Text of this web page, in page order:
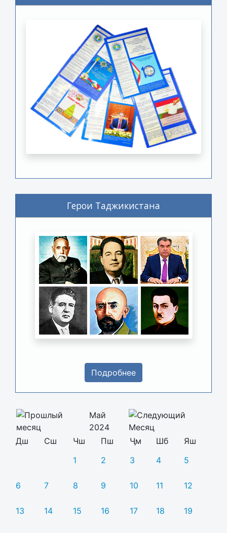
Герои Таджикистана
Подробнее
Май
2024
Дш
Сш Чш Пш Ҷм Шб
Яш
1
2 3 4 5
6 7 8 9 10 11 12
13 14 15 16 17 18 19